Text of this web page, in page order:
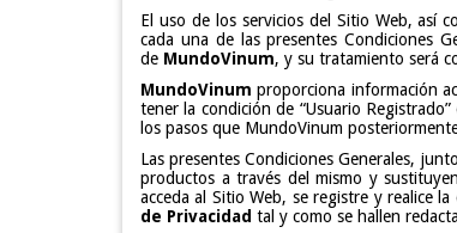
El uso de los servicios del Sitio Web, así
cada una de las presentes Condiciones
de MundoVinum, y su tratamiento será
MundoVinumproporciona información
tener la condición de “Usuario
los pasos que MundoVinum
Las presentes Condiciones Generales,
productos a través del mismo y
acceda al Sitio Web, se registre y realice
de Privacidad tal y como se hallen